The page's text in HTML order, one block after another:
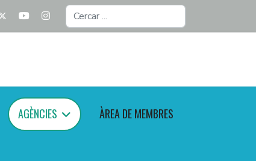
...
AGÈNCIES ÀREA DE MEMBRES